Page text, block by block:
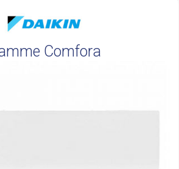
Comfora